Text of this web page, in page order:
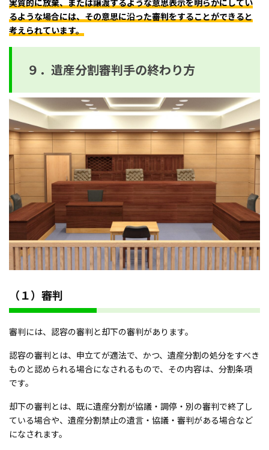
実質的に放棄、または譲渡するような意思表示を明らかにしてい
るような場合には、その意思に沿った審判をすることができると
考えられています。
９．遺産分割審判手の終わり方
（１）審判
審判には、認容の審判と却下の審判があります。
認容の審判とは、申立てが適法で、かつ、遺産分割の処分をすべき
ものと認められる場合になされるもので、その内容は、分割条項
です。
却下の審判とは、既に遺産分割が協議・調停・別の審判で終了し
ている場合や、遺産分割禁止の遺言・協議・審判がある場合など
になされます。